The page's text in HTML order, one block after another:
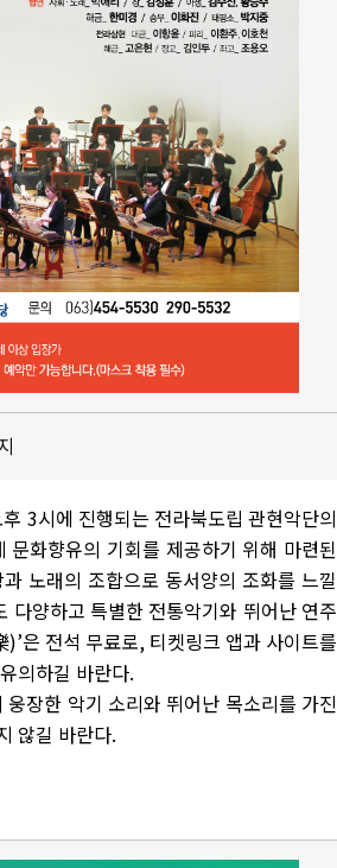
3시에 진행되는 전라북도립 관현악단의
화향유의 기회를 제공하기 위해 마련된
노래의 조합으로 동서양의 조화를 느낄
양하고 특별한 전통악기와 뛰어난 연주
은 전석 무료로, 티켓링크 앱과 사이트를
의하길 바란다.
장한 악기 소리와 뛰어난 목소리를 가진
않길 바란다.